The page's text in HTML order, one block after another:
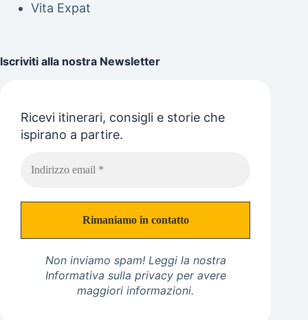
Vita Expat
Iscriviti alla nostra Newsletter
Ricevi itinerari, consigli e storie che
ispirano a partire.
Non inviamo spam! Leggi la nostra
Informativa sulla privacyper avere
maggiori informazioni.